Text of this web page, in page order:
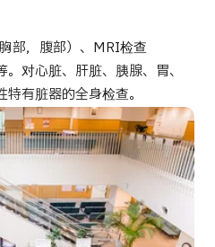
部，腹部）、MRI检查
。对心脏、肝脏、胰腺、胃、
有脏器的全身检查。